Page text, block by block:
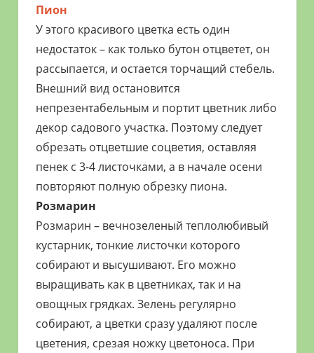
Пион
У этого красивого цветка есть один
недостаток – как только бутон отцветет, он
рассыпается, и остается торчащий стебель.
Внешний вид остановится
непрезентабельным и портит цветник либо
декор садового участка. Поэтому следует
обрезать отцветшие соцветия, оставляя
пенек с 3-4 листочками, а в начале осени
повторяют полную обрезку пиона.
Розмарин
Розмарин – вечнозеленый теплолюбивый
кустарник, тонкие листочки которого
собирают и высушивают. Его можно
выращивать как в цветниках, так и на
овощных грядках. Зелень регулярно
собирают, а цветки сразу удаляют после
цветения, срезая ножку цветоноса. При